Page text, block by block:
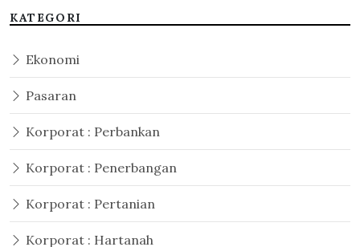
KATEGORI
Ekonomi
Pasaran
Korporat : Perbankan
Korporat : Penerbangan
Korporat : Pertanian
Korporat : Hartanah